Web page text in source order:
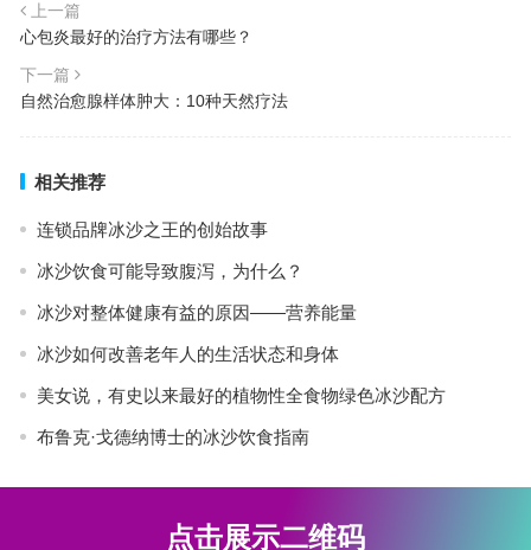
上一篇
心包炎最好的治疗方法有哪些？
下一篇
自然治愈腺样体肿大：10种天然疗法
相关推荐
连锁品牌冰沙之王的创始故事
冰沙饮食可能导致腹泻，为什么？
冰沙对整体健康有益的原因——营养能量
冰沙如何改善老年人的生活状态和身体
美女说，有史以来最好的植物性全食物绿色冰沙配方
布鲁克·戈德纳博士的冰沙饮食指南
点击展示二维码